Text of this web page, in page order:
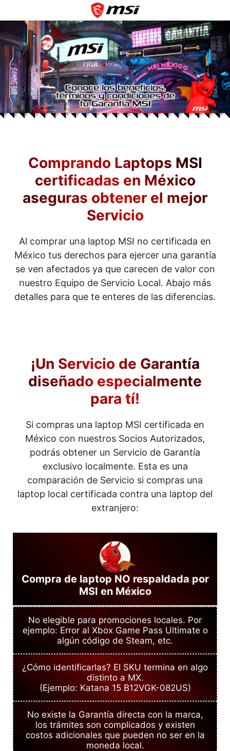
Comprando Laptops MSI
certificadas en México
aseguras obtener el mejor
Servicio
Al comprar una laptop MSI no certificada en
México tus derechos para ejercer una garantía
se ven afectados ya que carecen de valor con
nuestro Equipo de Servicio Local. Abajo más
detalles para que te enteres de las diferencias.
¡Un Servicio de Garantía
diseñado especialmente
para tí!
Si compras una laptop MSI certificada en
México con nuestros Socios Autorizados,
podrás obtener un Servicio de Garantía
exclusivo localmente. Esta es una
comparación de Servicio si compras una
laptop local certificada contra una laptop del
extranjero:
Compra de laptop NO respaldada por
MSI en México
No elegible para promociones locales. Por
ejemplo: Error al Xbox Game Pass Ultimate o
algún código de Steam, etc.
¿Cómo identificarlas? El SKU termina en algo
distinto a MX.
(Ejemplo: Katana 15 B12VGK-082US)
No existe la Garantía directa con la marca,
los trámites son complicados y existen
costos adicionales que pueden no ser en la
moneda local.